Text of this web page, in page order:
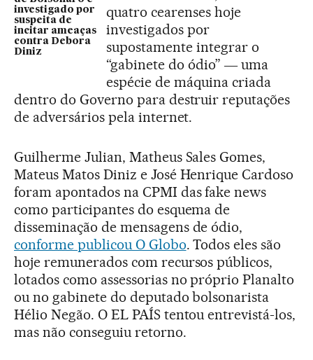
investigado por
suspeita de
incitar ameaças
contra Debora
Diniz
quatro cearenses hoje
investigados por
supostamente integrar o
“gabinete do ódio” ― uma
espécie de máquina criada
dentro do Governo para destruir reputações
de adversários pela internet.
Guilherme Julian, Matheus Sales Gomes,
Mateus Matos Diniz e José Henrique Cardoso
foram apontados na CPMI das fake news
como participantes do esquema de
disseminação de mensagens de ódio,
conforme publicou O Globo. Todos eles são
hoje remunerados com recursos públicos,
lotados como assessorias no próprio Planalto
ou no gabinete do deputado bolsonarista
Hélio Negão. O EL PAÍS tentou entrevistá-los,
mas não conseguiu retorno.